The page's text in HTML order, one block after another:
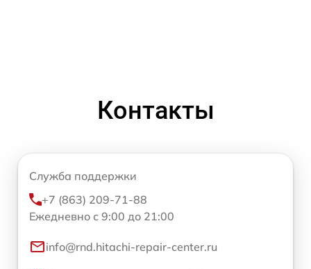
Контакты
Служба поддержки
+7 (863) 209-71-88
Ежедневно с 9:00 до 21:00
info@rnd.hitachi-repair-center.ru